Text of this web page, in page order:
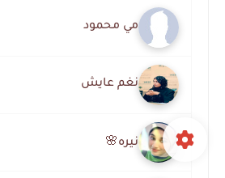
مي محمود
نغم عايش
نيره🌸